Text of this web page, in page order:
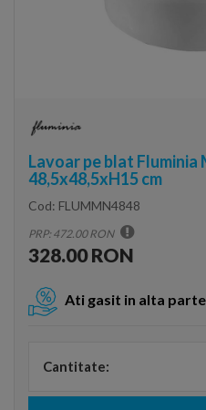
Lavoar pe blat
48,5x48,5xH15 cm
Cod: FLUMMN4848
PRP: 472.00 RON
328.00 RON
Ati gasit in alta
Cantitate: